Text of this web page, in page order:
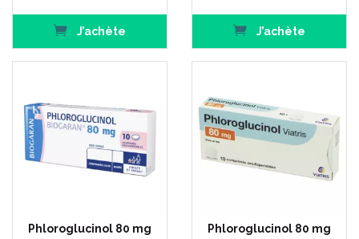
J’achète J’achète
Phloroglucinol 80 mg
Phloroglucinol 80 mg